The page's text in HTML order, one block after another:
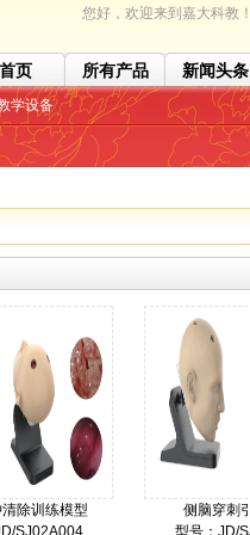
您好，欢迎来到嘉大科教
首页 所有产品 新闻头条
学设备
除训练模型
SJ02A004
侧脑穿刺
型号：JD/